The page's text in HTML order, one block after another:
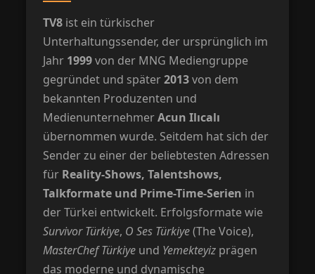
TV8 ist ein türkischer
Unterhaltungssender, der ursprünglich im
Jahr 1999von der MNG Mediengruppe
gegründet und später2013von dem
bekannten Produzenten und
MedienunternehmerAcun Ilıcalı
übernommen wurde. Seitdem hat sich der
Sender zu einer der beliebtesten Adressen
für Reality-Shows, Talentshows,
Talkformate und Prime-Time-Serien in
der Türkei entwickelt. Erfolgsformate wie
Survivor Türkiye, O Ses Türkiye(The Voice),
MasterChef Türkiye und Yemekteyiz prägen
das moderne und dynamische